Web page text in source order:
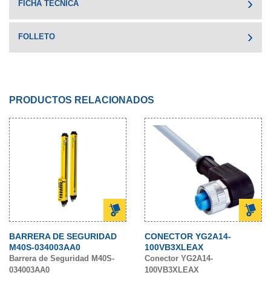
FICHA TÉCNICA
FOLLETO
PRODUCTOS RELACIONADOS
BARRERA DE SEGURIDAD
M40S-034003AA0
Barrera de Seguridad M40S-
034003AA0
CONECTOR YG2A14-
100VB3XLEAX
Conector YG2A14-
100VB3XLEAX